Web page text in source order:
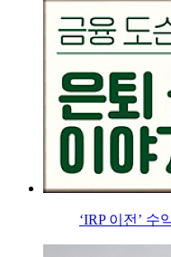
‘IRP 이전’ 수